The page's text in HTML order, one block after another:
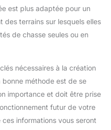
est plus adaptée pour un
des terrains sur lesquels elles
de chasse seules ou en
nécessaires à la création
bonne méthode est de se
importance et doit être prise
futur de votre
informations vous seront